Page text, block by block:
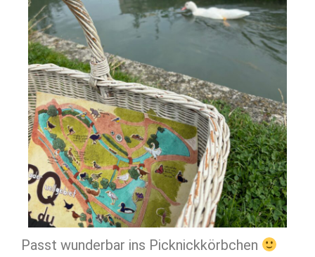
Passt wunderbar ins Picknickkörbchen